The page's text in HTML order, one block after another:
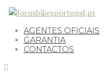
AGENTES OFICIAIS
GARANTIA
CONTACTOS